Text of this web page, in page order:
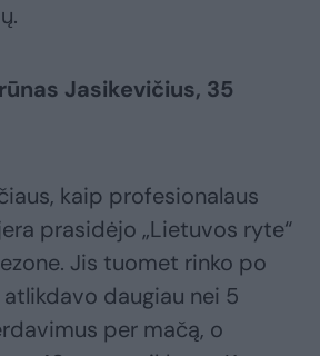
Jasikevičius, 35
kaip profesionalaus
prasidėjo „Lietuvos ryte“
Jis tuomet rinko po
atlikdavo daugiau nei 5
per mačą, o